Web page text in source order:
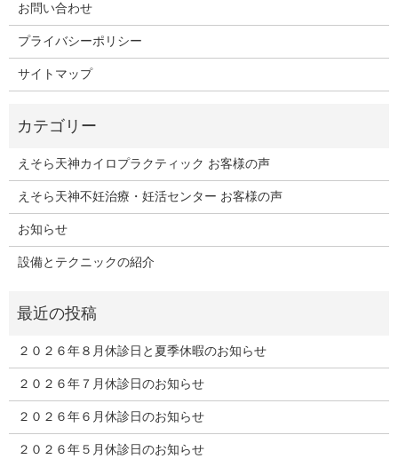
お問い合わせ
プライバシーポリシー
サイトマップ
えそら天神カイロプラクティック お客様の声
えそら天神不妊治療・妊活センター お客様の声
お知らせ
設備とテクニックの紹介
２０２６年８月休診日と夏季休暇のお知らせ
２０２６年７月休診日のお知らせ
２０２６年６月休診日のお知らせ
２０２６年５月休診日のお知らせ